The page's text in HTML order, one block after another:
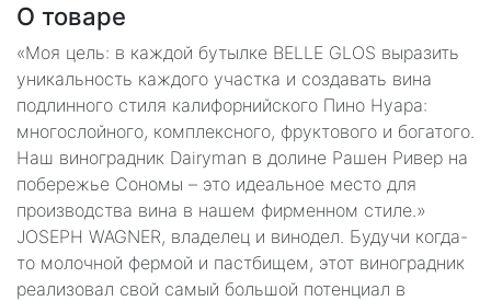
О товаре
«Моя цель: в каждой бутылке BELLE GLOS выразить
уникальность каждого участка и создавать вина
подлинного стиля калифорнийского Пино Нуара:
многослойного, комплексного, фруктового и богатого.
Наш виноградник Dairyman в долине Рашен Ривер на
побережье Сономы – это идеальное место для
производства вина в нашем фирменном стиле.»
JOSEPH WAGNER, владелец и винодел. Будучи когда-
то молочной фермой и пастбищем, этот виноградник
реализовал свой самый большой потенциал в